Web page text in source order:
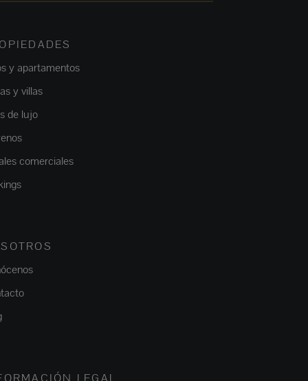
y apartamentos
y villas
de lujo
comerciales
LEGAL